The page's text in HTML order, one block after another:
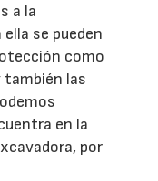
a la
se pueden
como
también las
en la
por